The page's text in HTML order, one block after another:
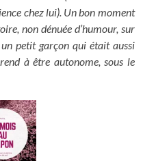
chez lui). Un bon moment
non dénuée d’humour, sur
petit garçon qui était aussi
à être autonome, sous le